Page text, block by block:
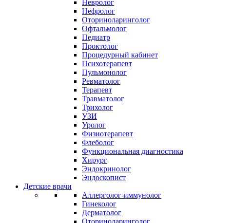
Невролог
Нефролог
Оториноларинголог
Офтальмолог
Педиатр
Проктолог
Процедурный кабинет
Психотерапевт
Пульмонолог
Ревматолог
Терапевт
Травматолог
Трихолог
УЗИ
Уролог
Физиотерапевт
Флеболог
Функциональная диагностика
Хирург
Эндокринолог
Эндоскопист
Детские врачи
Аллерголог-иммунолог
Гинеколог
Дерматолог
Оториноларинголог